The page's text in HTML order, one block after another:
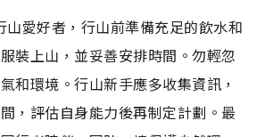
山愛好者，行山前準備充足的飲水和
裝上山，並妥善安排時間。勿輕忽
和環境。行山新手應多收集資訊，
，評估自身能力後再制定計劃。最